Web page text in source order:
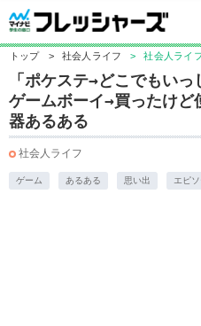
トップ > 社会人ライフ > 社会人ライ
「ポケステ→どこでもい
ゲームボーイ→買ったけど
器あるある
社会人ライフ
ゲーム あるある 思い出 エピ